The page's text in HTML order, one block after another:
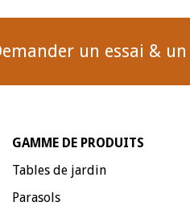
un essai & un
GAMME DE PRODUITS
Tables de jardin
Parasols